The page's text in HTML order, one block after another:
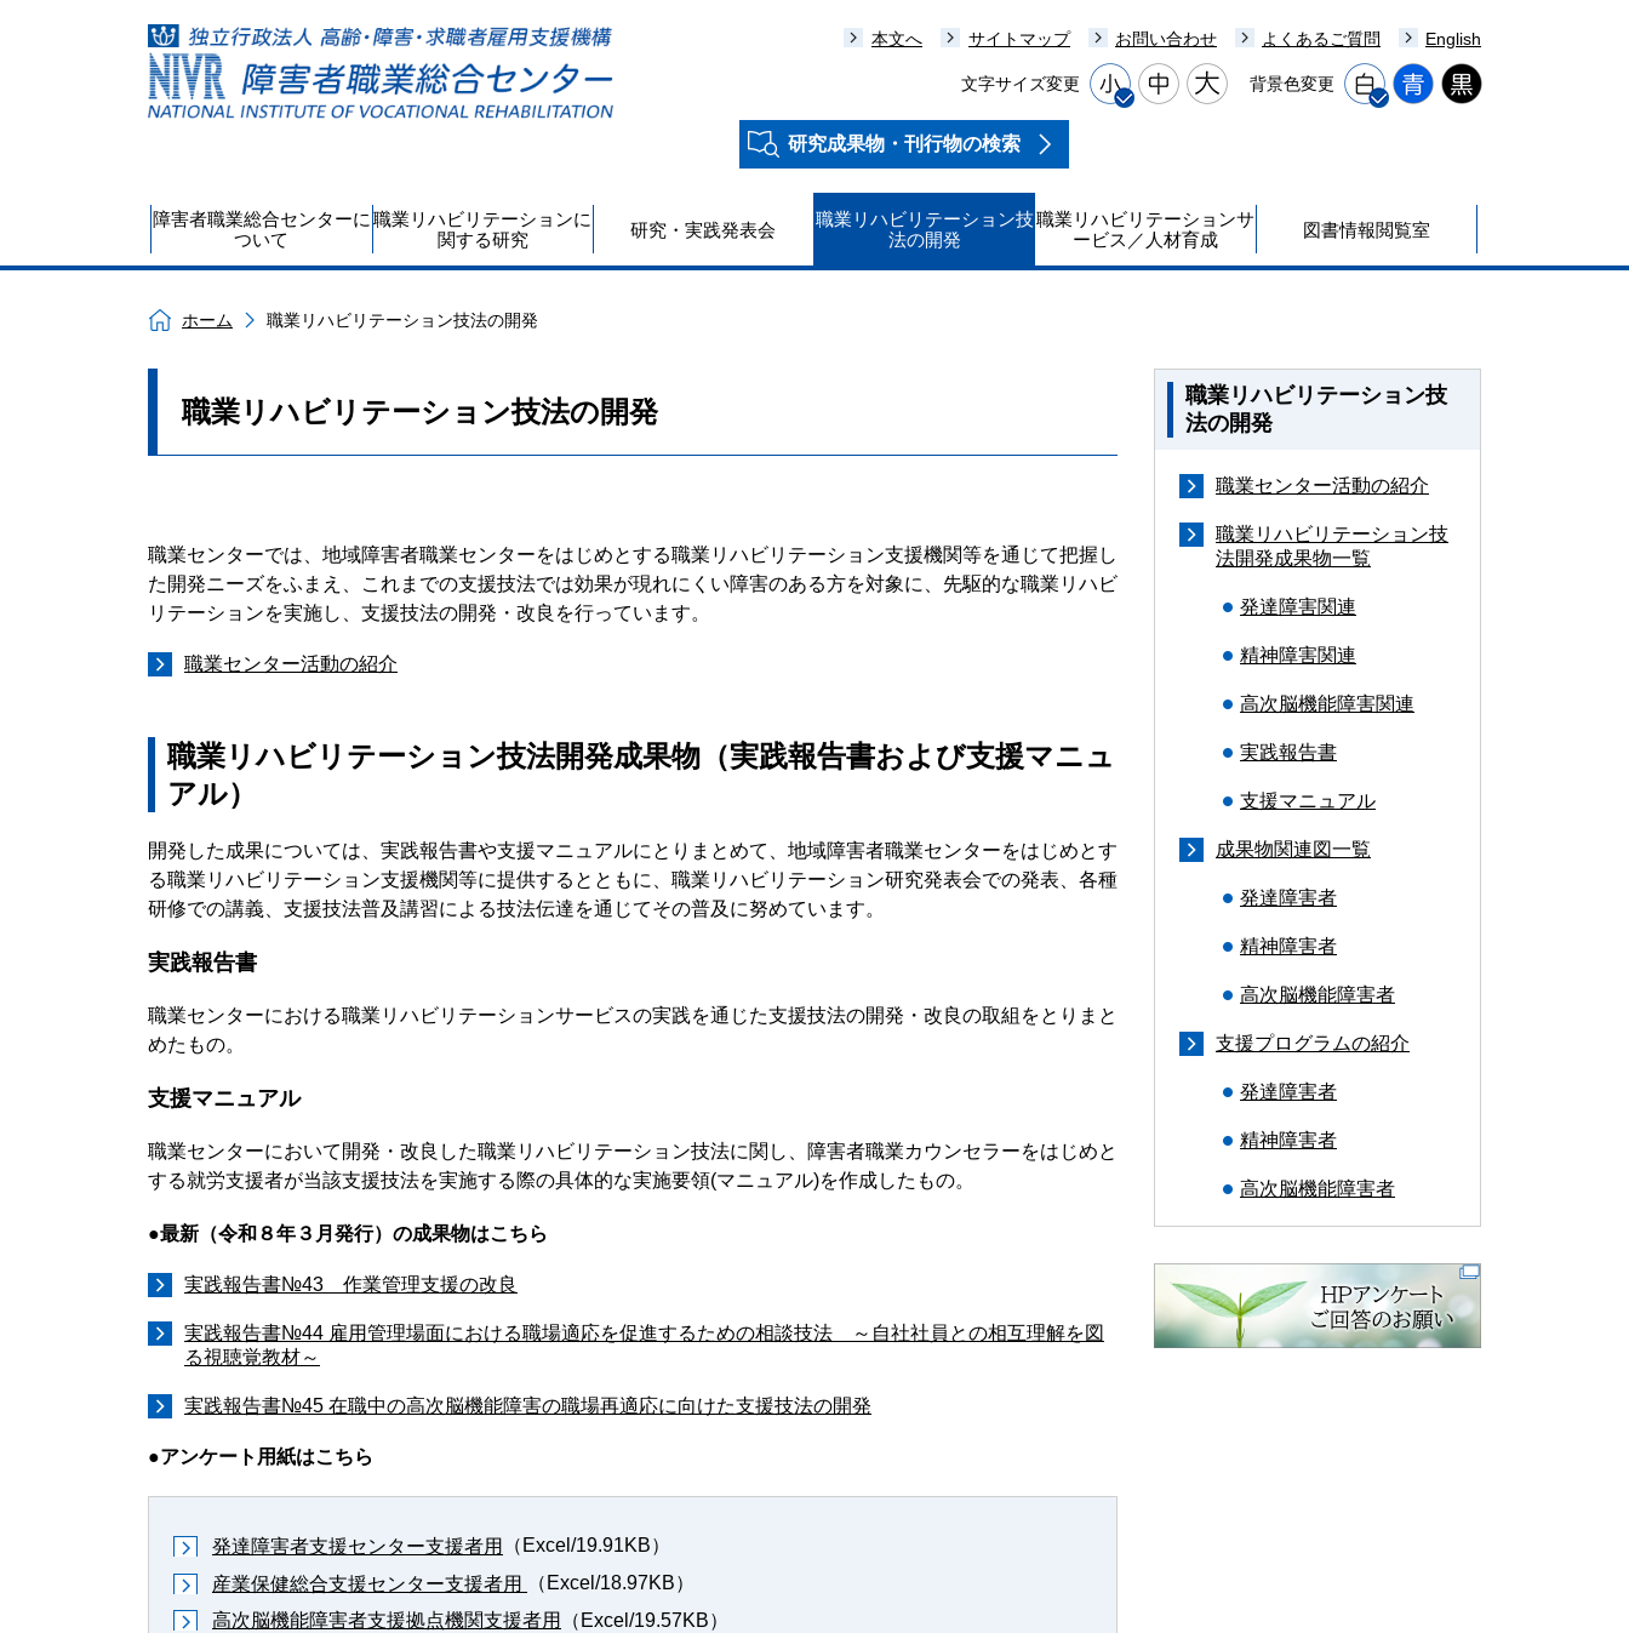
本文へ サイトマップ お問い合わせ よくあるご質問 English
文字サイズ変更 背景色変更
研究成果物・刊行物の検索
障害者職業総合センターに
ついて
職業リハビリテーションに
関する研究
研究・実践発表会
職業リハビリテーション技
法の開発
職業リハビリテーションサ
ービス／人材育成
図書情報閲覧室
ホーム 職業リハビリテーション技法の開発
職業リハビリテーション技法の開発
職業センターでは、地域障害者職業センターをはじめとする職業リハビリテーション支援機関等を通じて把握し
た開発ニーズをふまえ、これまでの支援技法では効果が現れにくい障害のある方を対象に、先駆的な職業リハビ
リテーションを実施し、支援技法の開発・改良を行っています。
職業センター活動の紹介
職業リハビリテーション技法開発成果物（実践報告書および支援マニュ
アル）
開発した成果については、実践報告書や支援マニュアルにとりまとめて、地域障害者職業センターをはじめとす
る職業リハビリテーション支援機関等に提供するとともに、職業リハビリテーション研究発表会での発表、各種
研修での講義、支援技法普及講習による技法伝達を通じてその普及に努めています。
実践報告書
職業センターにおける職業リハビリテーションサービスの実践を通じた支援技法の開発・改良の取組をとりまと
めたもの。
支援マニュアル
職業センターにおいて開発・改良した職業リハビリテーション技法に関し、障害者職業カウンセラーをはじめと
する就労支援者が当該支援技法を実施する際の具体的な実施要領(マニュアル)を作成したもの。
●最新（令和８年３月発行）の成果物はこちら
実践報告書№43 作業管理支援の改良
実践報告書№44 雇用管理場面における職場適応を促進するための相談技法 ～自社社員との相互理解を図
る視聴覚教材～
実践報告書№45 在職中の高次脳機能障害の職場再適応に向けた支援技法の開発
●アンケート用紙はこちら
発達障害者支援センター支援者用
（Excel/19.91KB）
産業保健総合支援センター支援者用
（Excel/18.97KB）
高次脳機能障害者支援拠点機関支援者用
（Excel/19.57KB）
職業リハビリテーション技
法の開発
職業センター活動の紹介
職業リハビリテーション技
法開発成果物一覧
発達障害関連
精神障害関連
高次脳機能障害関連
実践報告書
支援マニュアル
成果物関連図一覧
発達障害者
精神障害者
高次脳機能障害者
支援プログラムの紹介
発達障害者
精神障害者
高次脳機能障害者